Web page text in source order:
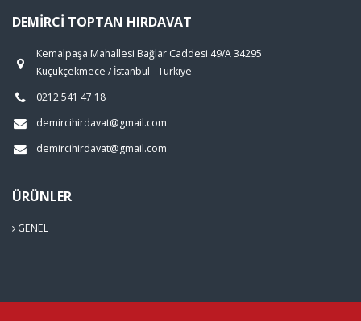
DEMIRCI TOPTAN HIRDAVAT
Kemalpaşa Mahallesi Bağlar Caddesi 49/A 34295
Küçükçekmece / İstanbul - Türkiye
0212 541 47 18
demircihirdavat@gmail.com
demircihirdavat@gmail.com
ÜRÜNLER
GENEL